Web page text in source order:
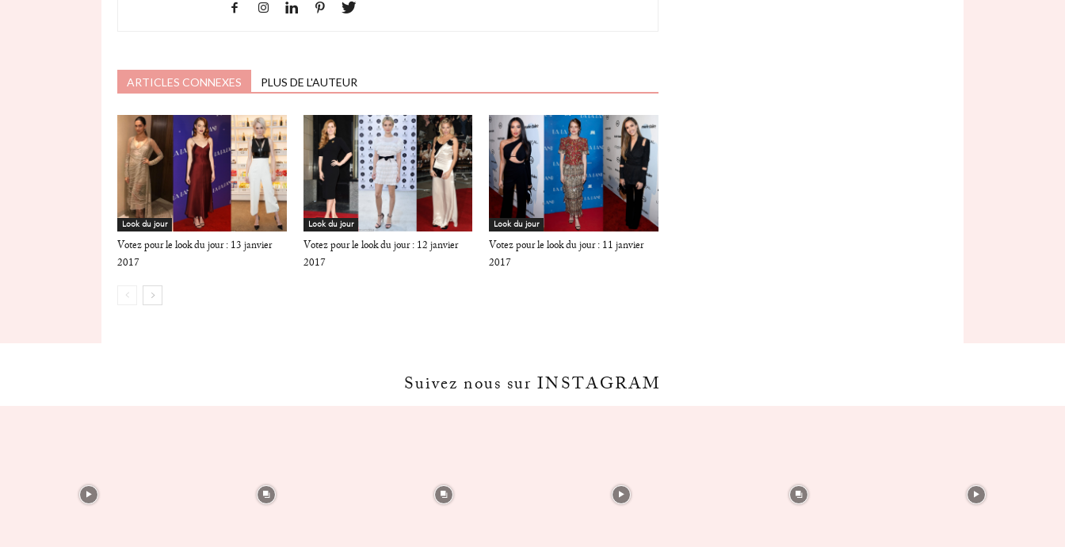
ARTICLES CONNEXES PLUS DE L'AUTEUR
Look du jour
Votez pour le look du jour : 13 janvier
2017
Look du jour
Votez pour le look du jour : 12 janvier
2017
Look du jour
Votez pour le look du jour : 11 janvier
2017
Suivez nous sur INSTAGRAM